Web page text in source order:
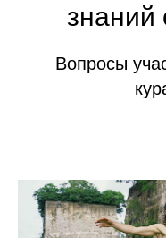
знаний
Вопросы